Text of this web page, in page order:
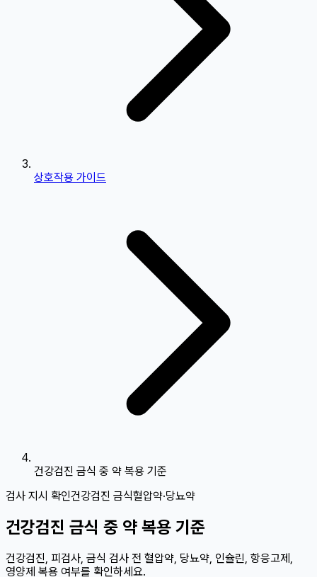
상호작용 가이드
건강검진 금식 중 약 복용 기준
검사 지시 확인건강검진 금식혈압약·당뇨약
건강검진 금식 중 약 복용 기준
건강검진, 피검사, 금식 검사 전 혈압약, 당뇨약, 인슐린, 항응고제,
영양제 복용 여부를 확인하세요.